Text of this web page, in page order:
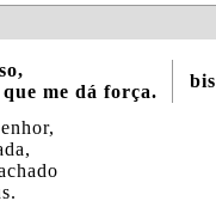
me dá força.
bis